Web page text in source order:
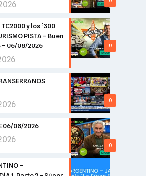
0
TC2000 y los ‘300
PISTA – Buen
– 06/08/2026
0
0
06/08/2026
–